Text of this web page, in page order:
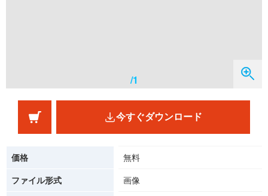
/1
今すぐダウンロード
価格
無料
ファイル形式
画像